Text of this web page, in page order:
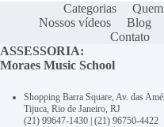
Categorias
Nossos vídeos
Blog
Contato
ASSESSORIA:
Moraes Music School
Shopping Barra Square, Av. das
Tijuca, Rio de Janeiro, RJ
(21) 99647-1430 | (21) 96750-4422